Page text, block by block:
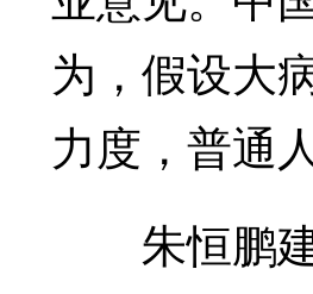
为，假设大
力度，普通
朱恒鹏建